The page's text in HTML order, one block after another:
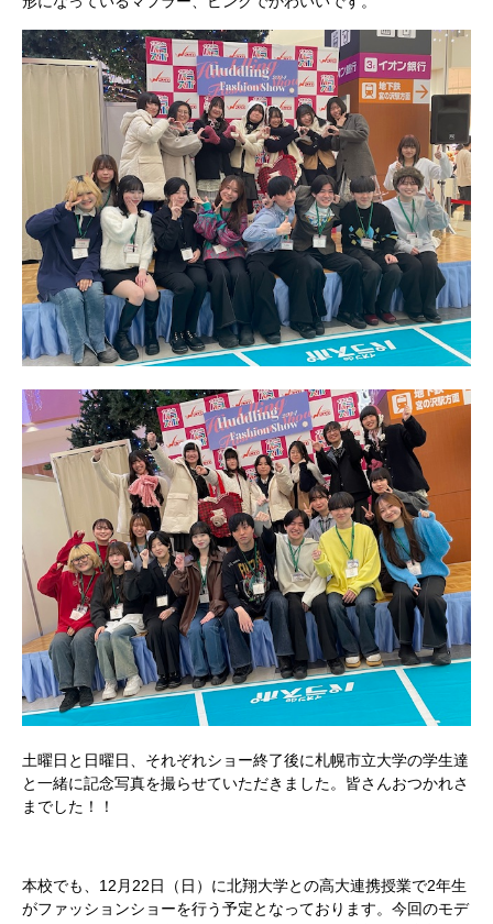
土曜日と日曜日、それぞれショー終了後に札幌市立大学の学生達
と一緒に記念写真を撮らせていただきました。皆さんおつかれさ
までした！！
本校でも、12月22日（日）に北翔大学との高大連携授業で2年生
がファッションショーを行う予定となっております。今回のモデ